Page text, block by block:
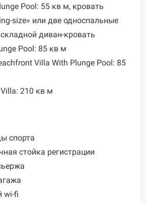
Pool: 55 кв м, кровать
size» или две односпальные
диван-кровать
Pool: 85 кв м
Villa With Plunge Pool: 85
210 кв м
спорта
стойка регистрации
wi-fi